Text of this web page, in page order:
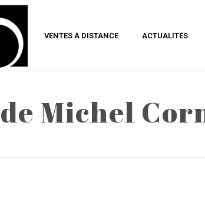
VENTES À DISTANCE ACTUALITÉS
Michel